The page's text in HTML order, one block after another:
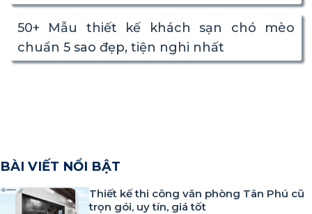
50+ Mẫu thiết kế khách sạn chó mèo
chuẩn 5 sao đẹp, tiện nghi nhất
BÀI VIẾT NỔI BẬT
Thiết kế thi công văn phòng Tân Phú cũ
trọn gói, uy tín, giá tốt